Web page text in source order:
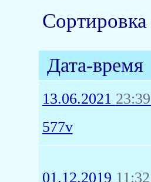
Дата-время
13.06.2021
577v
01.12.2019